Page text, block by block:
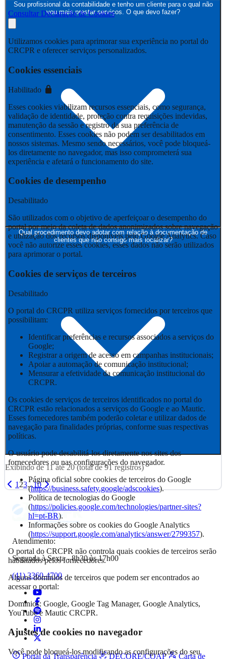
Sou profissional da contabilidade e tenho um cliente para o qual não
vou mais prestar serviços. O que devo fazer?
Qual procedimento devo adotar com relação à documentação de
clientes que não consigo mais localizar?
Exibindo de11até20(total de91registros)
123...10
Atendimento:
Segunda à Sexta - 8h30 às 17h00
(41) 3360-4700
Portal da Transparência DECORE/COAF Carta de
Consultar Declaração de Cookies
Utilizamos cookies para aprimorar sua experiência no portal do
CRCPR e oferecer serviços personalizados.
Cookies essenciais
Habilitado
Esses cookies viabilizam recursos essenciais, como segurança,
validação de identidade, proteção contra requisições indevidas,
manutenção da sessão e registro da sua preferência de
consentimento. Esses cookies não podem ser desabilitados em
nossos sistemas. Mesmo sendo necessários, você pode bloqueá-
los diretamente no navegador, mas isso comprometerá sua
experiência e afetará o funcionamento do site.
Cookies de desempenho
Desabilitado
São utilizados com o objetivo de aperfeiçoar o desempenho do
portal por meio da coleta de dados anonimizados sobre navegação
e utilização dos recursos disponíveis pelo Google Analytics. Caso
você não autorize esses cookies, esses dados não serão utilizados
para aprimorar o portal.
Cookies de serviços de terceiros
Desabilitado
O portal do CRCPR utiliza serviços fornecidos por terceiros que
possibilitam:
Identificar preferências e recursos associados a serviços do
Google;
Registrar a origem de acesso em campanhas institucionais;
Apoiar a automação de comunicação institucional;
Mensurar a efetividade da comunicação institucional do
CRCPR.
Os cookies de serviços de terceiros identificados no portal do
CRCPR estão relacionados a serviços do Google e ao Mautic.
Esses fornecedores também poderão coletar e utilizar dados de
navegação para finalidades próprias, conforme suas respectivas
políticas.
O usuário pode desabilitá-los diretamente nos sites dos
fornecedores ou nas configurações do navegador.
Página oficial sobre cookies de terceiros do Google
(https://business.safety.google/adscookies).
Política de tecnologias do Google
(https://policies.google.com/technologies/partner-sites?
hl=pt-BR).
Informações sobre os cookies do Google Analytics
(https://support.google.com/analytics/answer/2799357).
O portal do CRCPR não controla quais cookies de terceiros serão
habilitados pelos fornecedores.
Alguns domínios de terceiros que podem ser encontrados ao
acessar o portal:
Domínios: Google, Google Tag Manager, Google Analytics,
YouTube e Mautic CRCPR.
Ajustes de cookies no navegador
Você pode bloqueá-los modificando as configurações do seu